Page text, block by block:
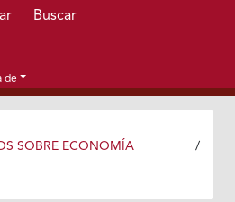
principal
Buscar
de
SOBRE ECONOMÍA
/